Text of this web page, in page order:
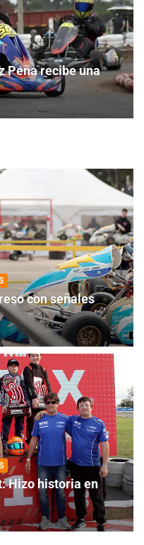
Peña recibe una
con señales
Hizo historia en